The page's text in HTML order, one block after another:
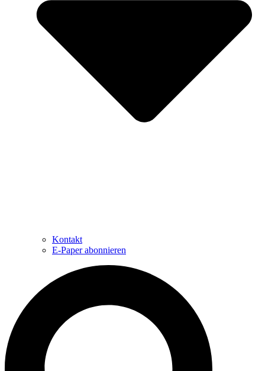
Kontakt
E-Paper abonnieren